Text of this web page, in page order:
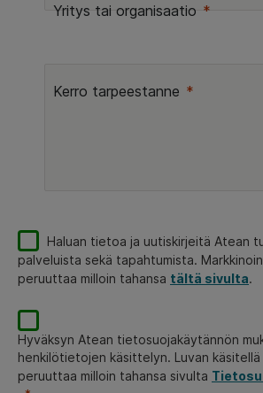
Yritys tai organisaatio
Kerro tarpeestanne
Haluan tietoa ja uutiskirjeitä Atean
palveluista sekä tapahtumista.
peruuttaa milloin tahansa tältä sivulta.
Hyväksyn Atean tietosuojakäytännön
henkilötietojen käsittelyn. Luvan
peruuttaa milloin tahansa sivulta